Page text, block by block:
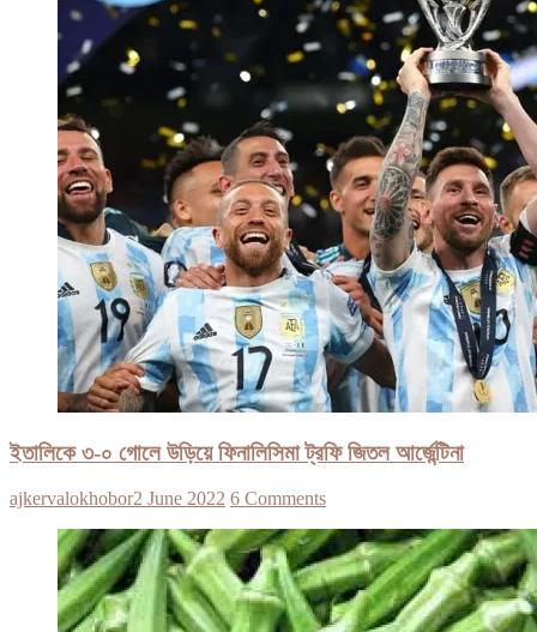
ইতালিকে ৩-০ গোলে উড়িয়ে ফিনালিসিমা ট্রফি জিতল আর্জেন্টিনা
ajkervalokhobor2 June 2022 6 Comments